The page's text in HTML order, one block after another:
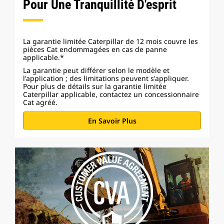
Pour Une Tranquillité D'esprit
La garantie limitée Caterpillar de 12 mois couvre les
pièces Cat endommagées en cas de panne
applicable.*
La garantie peut différer selon le modèle et
l'application ; des limitations peuvent s'appliquer.
Pour plus de détails sur la garantie limitée
Caterpillar applicable, contactez un concessionnaire
Cat agréé.
En Savoir Plus